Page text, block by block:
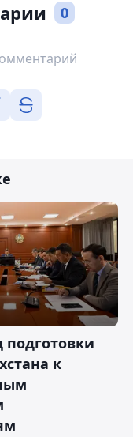
0
подготовки
к